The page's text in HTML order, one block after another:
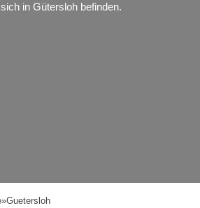
in Gütersloh befinden.
»Guetersloh